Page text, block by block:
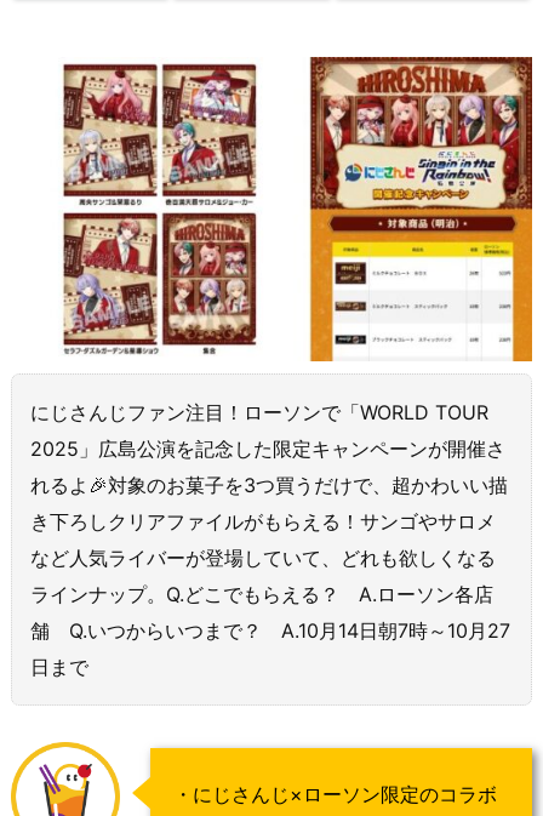
にじさんじファン注目！ローソンで「WORLD TOUR
2025」広島公演を記念した限定キャンペーンが開催さ
れるよ🎉対象のお菓子を3つ買うだけで、超かわいい描
き下ろしクリアファイルがもらえる！サンゴやサロメ
など人気ライバーが登場していて、どれも欲しくなる
ラインナップ。Q.どこでもらえる？ A.ローソン各店
舗 Q.いつからいつまで？ A.10月14日朝7時～10月27
日まで
・にじさんじ×ローソン限定のコラボ